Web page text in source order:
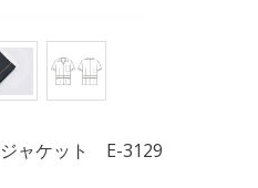
ャケット E-3129